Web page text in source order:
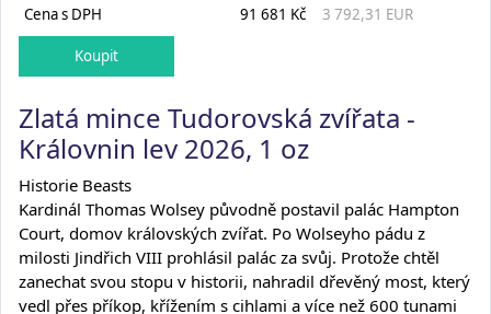
Cena s DPH
91 681 Kč 3 792,31 EUR
Zlatá mince Tudorovská zvířata -
Královnin lev 2026, 1 oz
Historie Beasts
Kardinál Thomas Wolsey původně postavil palác Hampton
Court, domov královských zvířat. Po Wolseyho pádu z
milosti Jindřich VIII prohlásil palác za svůj. Protože chtěl
zanechat svou stopu v historii, nahradil dřevěný most, který
vedl přes příkop, křížením s cihlami a více než 600 tunami